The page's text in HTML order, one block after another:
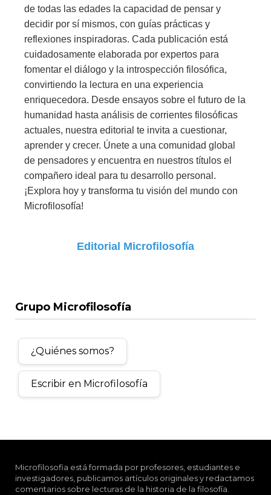
de todas las edades la capacidad de pensar y
decidir por sí mismos, con guías prácticas y
reflexiones inspiradoras. Cada publicación está
cuidadosamente elaborada por expertos para
fomentar el diálogo y la introspección filosófica,
convirtiendo la lectura en una experiencia
enriquecedora. Desde ensayos sobre el futuro de la
humanidad hasta análisis de corrientes filosóficas
actuales, nuestra editorial te invita a cuestionar,
aprender y crecer. Únete a una comunidad global
de pensadores y encuentra en nuestros títulos el
compañero ideal para tu desarrollo personal.
¡Explora hoy y transforma tu visión del mundo con
Microfilosofía!
Editorial Microfilosofía
Grupo Microfilosofía
¿Quiénes somos?
Escribir en Microfilosofía
Microfilosofia está formada por profesores, estudiantes e
investigadores, publicamos artículos originales y redactamos
comentarios sobre lecturas de la historia de la filosofía.